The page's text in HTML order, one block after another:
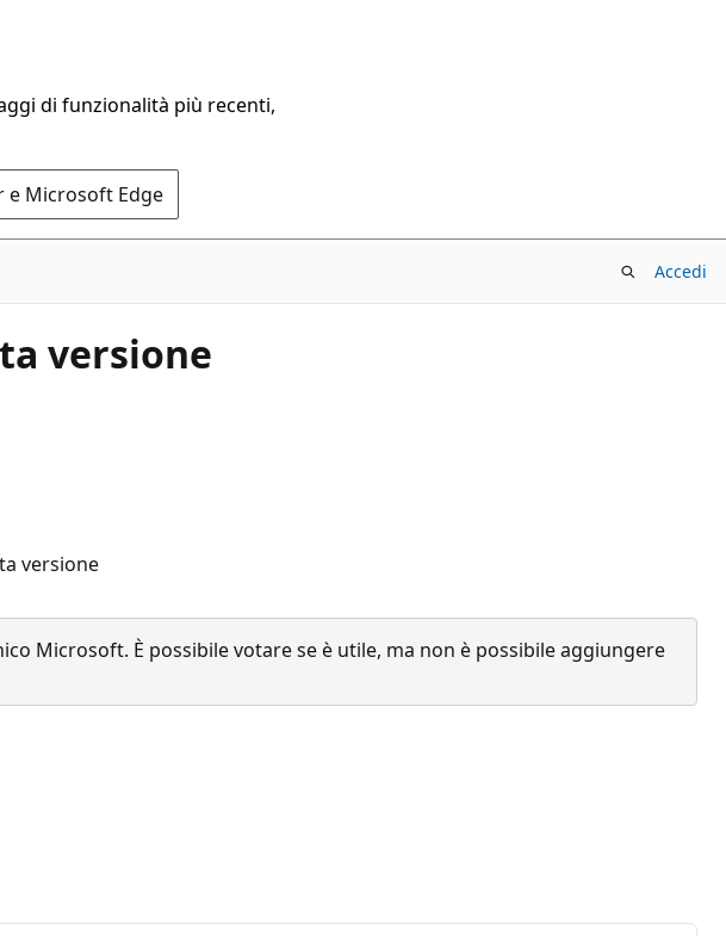
di funzionalità più recenti,
e Microsoft Edge
Accedi
versione
versione
Microsoft. È possibile votare se è utile, ma non è possibile aggiungere